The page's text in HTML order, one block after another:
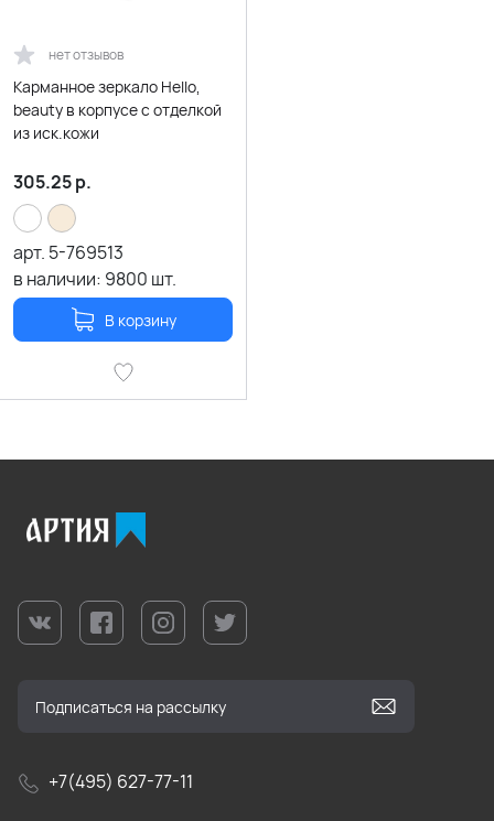
нет отзывов
Карманное зеркало Hello,
beauty в корпусе с отделкой
из иск.кожи
305.25р.
арт. 5-769513
в наличии: 9800 шт.
В корзину
+7(495) 627-77-11